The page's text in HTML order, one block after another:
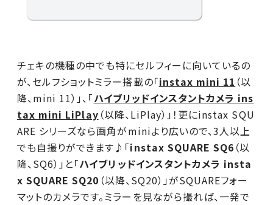
チェキの機種の中でも特にセルフィーに向いているの
が、セルフショットミラー搭載の「instax mini 11 （以
降、mini 11）」、「ハイブリッドインスタントカメラ ins
tax mini LiPlay （以降、LiPlay）」！更にinstax SQU
ARE シリーズなら画角がminiより広いので、3人以上
でも自撮りができます♪「instax SQUARE SQ6 （以
降、SQ6）」と「ハイブリッドインスタントカメラ insta
x SQUARE SQ20 （以降、SQ20）」がSQUAREフォー
マットのカメラです。ミラーを見ながら撮れば、一発で